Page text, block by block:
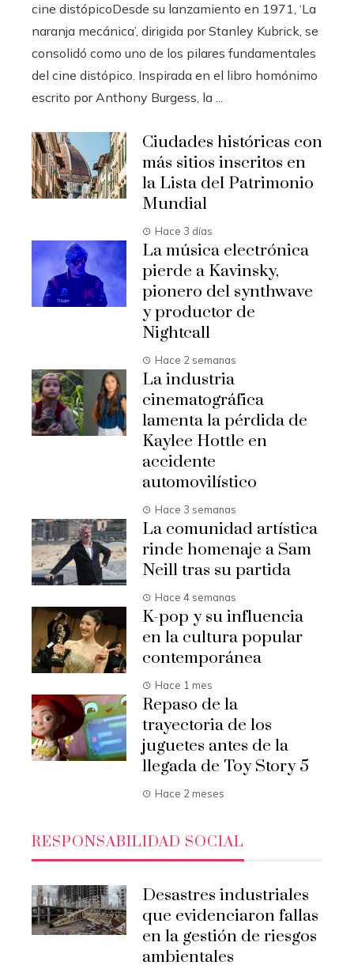
cine distópicoDesde su lanzamiento en 1971, ‘La
naranja mecánica’, dirigida por Stanley Kubrick, se
consolidó como uno de los pilares fundamentales
del cine distópico. Inspirada en el libro homónimo
escrito por Anthony Burgess, la ...
Ciudades históricas con
más sitios inscritos en
la Lista del Patrimonio
Mundial
Hace 3 días
La música electrónica
pierde a Kavinsky,
pionero del synthwave
y productor de
Nightcall
Hace 2 semanas
La industria
cinematográfica
lamenta la pérdida de
Kaylee Hottle en
accidente
automovilístico
Hace 3 semanas
La comunidad artística
rinde homenaje a Sam
Neill tras su partida
Hace 4 semanas
K-pop y su influencia
en la cultura popular
contemporánea
Hace 1 mes
Repaso de la
trayectoria de los
juguetes antes de la
llegada de Toy Story 5
Hace 2 meses
RESPONSABILIDAD SOCIAL
Desastres industriales
que evidenciaron fallas
en la gestión de riesgos
ambientales